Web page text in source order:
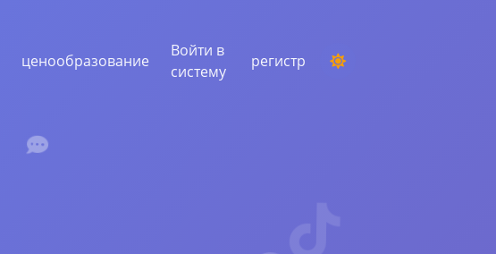
Выявите критические тенденции, чтобы
ценообразование
Войти в
систему
регистр